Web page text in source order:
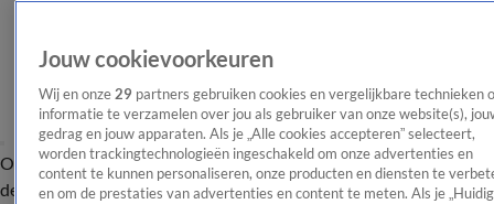
OverzichtAfleveringen Entertainment TV Algemeen
Tip
de redactieNieuwsbrief
Jouw cookievoorkeuren
Wij en onze 29 partners gebruiken cookies en vergelijkbare technieken
informatie te verzamelen over jou als gebruiker van onze website(s),
gedrag en jouw apparaten. Als je „Alle cookies accepteren” selecteert,
worden trackingtechnologieën ingeschakeld om onze advertenties en
content te kunnen personaliseren, onze producten en diensten te
en om de prestaties van advertenties en content te meten. Als je